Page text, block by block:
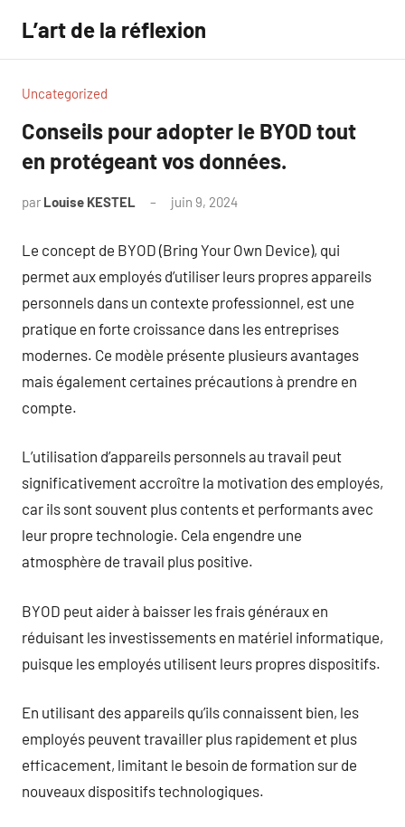
contenu
L’art de la réflexion
Uncategorized
Conseils pour adopter le BYOD tout
en protégeant vos données.
par Louise KESTEL juin 9, 2024
Le concept de BYOD (Bring Your Own Device), qui
permet aux employés d’utiliser leurs propres appareils
personnels dans un contexte professionnel, est une
pratique en forte croissance dans les entreprises
modernes. Ce modèle présente plusieurs avantages
mais également certaines précautions à prendre en
compte.
L’utilisation d’appareils personnels au travail peut
significativement accroître la motivation des employés,
car ils sont souvent plus contents et performants avec
leur propre technologie. Cela engendre une
atmosphère de travail plus positive.
BYOD peut aider à baisser les frais généraux en
réduisant les investissements en matériel informatique,
puisque les employés utilisent leurs propres dispositifs.
En utilisant des appareils qu’ils connaissent bien, les
employés peuvent travailler plus rapidement et plus
efficacement, limitant le besoin de formation sur de
nouveaux dispositifs technologiques.